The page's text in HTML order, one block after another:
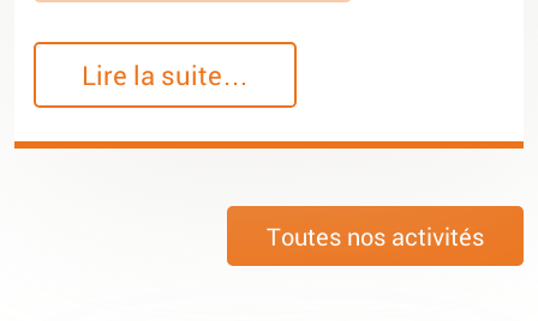
Lire la suite…
Toutes nos activités